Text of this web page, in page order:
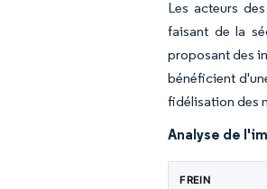
Les acteurs
faisant de la
proposant des
bénéficient
fidélisation des
Analyse de
FREIN